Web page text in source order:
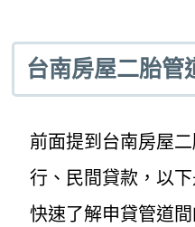
台南房屋二胎管
前面提到台南房屋
行、民間貸款，以
快速了解申貸管道間